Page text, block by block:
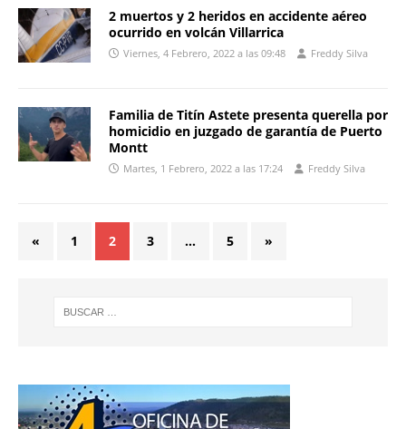
2 muertos y 2 heridos en accidente aéreo
ocurrido en volcán Villarrica
Viernes, 4 Febrero, 2022 a las 09:48 Freddy Silva
Familia de Titín Astete presenta querella por
homicidio en juzgado de garantía de Puerto
Montt
Martes, 1 Febrero, 2022 a las 17:24 Freddy Silva
« 1 2 3 … 5 »